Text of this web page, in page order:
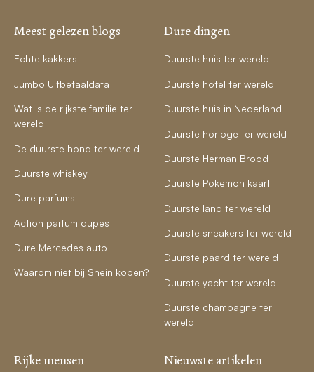
Meest gelezen blogs
Echte kakkers
Jumbo Uitbetaaldata
Wat is de rijkste familie ter
wereld
De duurste hond ter wereld
Duurste whiskey
Dure parfums
Action parfum dupes
Dure Mercedes auto
Waarom niet bij Shein kopen?
Dure dingen
Duurste huis ter wereld
Duurste hotel ter wereld
Duurste huis in Nederland
Duurste horloge ter wereld
Duurste Herman Brood
Duurste Pokemon kaart
Duurste land ter wereld
Duurste sneakers ter wereld
Duurste paard ter wereld
Duurste yacht ter wereld
Duurste champagne ter
wereld
Rijke mensen Nieuwste artikelen